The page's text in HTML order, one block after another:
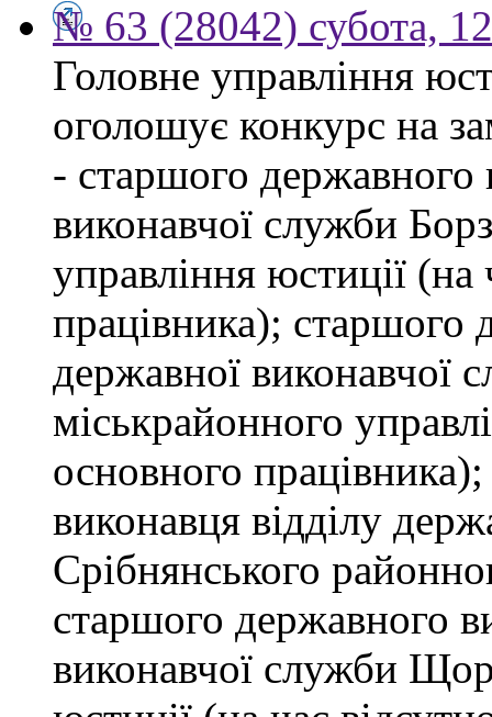
№ 63 (28042) субота,
Головне управління
оголошує конкурс на
- старшого державного
виконавчої служби
управління юстиції (на
працівника); старшого
державної виконавчої
міськрайонного
основного
виконавця відділу
Срібнянського
старшого державного
виконавчої служби